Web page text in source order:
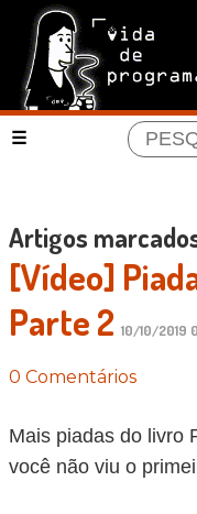
Artigos
[Vídeo]
Parte 2 10/10/2019
0 Comentários
Mais piadas do livro
você não viu o